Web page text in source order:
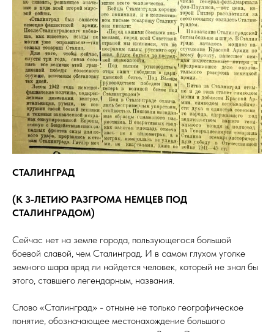
СТАЛИНГРАД
(K 3-ЛЕТИЮ РАЗГРОМА НЕМЦЕВ ПОД
СТАЛИНГРАДОМ)
Сейчас нет на земле города, пользующегося большой
боевой славой, чем Сталинград. И в самом глухом уголке
земного шара вряд ли найдется человек, который не знал бы
этого, ставшего легендарным, названия.
Слово «Сталинград» - отныне не только географическое
понятие, обозначающее местонахождение большого